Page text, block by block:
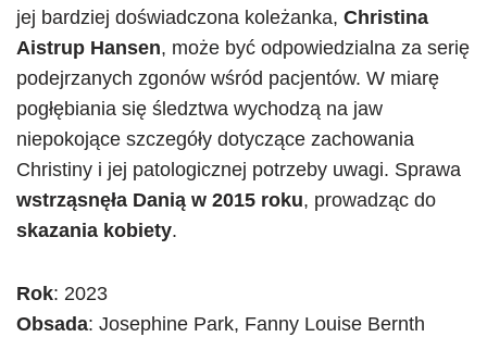
jej bardziej doświadczona koleżanka, Christina
Aistrup Hansen, może być odpowiedzialna za serię
podejrzanych zgonów wśród pacjentów. W miarę
pogłębiania się śledztwa wychodzą na jaw
niepokojące szczegóły dotyczące zachowania
Christiny i jej patologicznej potrzeby uwagi. Sprawa
wstrząsnęła Danią w 2015 roku, prowadząc do
skazania kobiety.
Rok: 2023
Obsada: Josephine Park, Fanny Louise Bernth